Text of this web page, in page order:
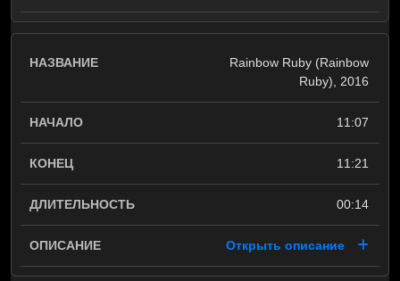
Rainbow Ruby (Rainbow
Ruby), 2016
11:07
11:21
00:14
Открыть описание